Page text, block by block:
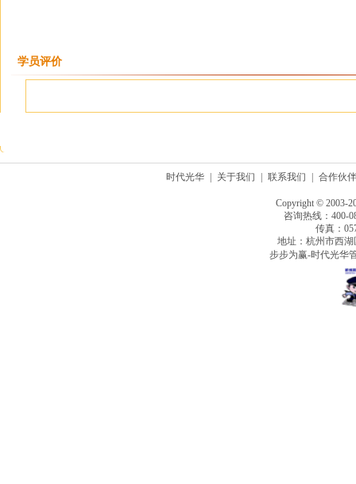
学员评价
时代光华 关于我们 联系我们 合作伙伴
Copyright © 2003-
咨询热线：400-
传真：
地址：杭州市西
步步为赢-时代光华